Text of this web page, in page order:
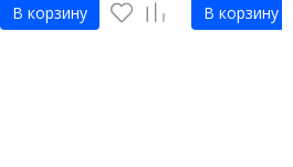
В корзину В корзину